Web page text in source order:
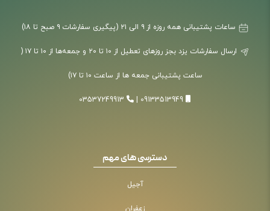
ارسال سفارشات یزد بجز روزهای تعطیل از ۱۰ تا ۲۰ و جمعه‌ها از ۱۰ تا ۱۷ (
ساعت پشتیبانی جمعه ها از ساعت ۱۰ تا ۱۷)
09133513949
03537249913
دسترسی های مهم
آجیل
زعفران